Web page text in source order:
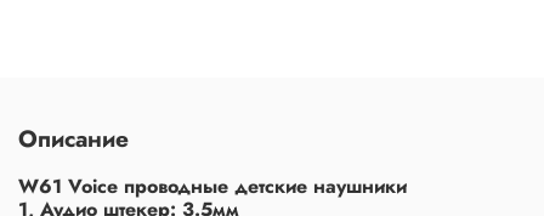
Описание
W61 Voice проводные детские наушники
1, Аудио штекер: 3.5мм